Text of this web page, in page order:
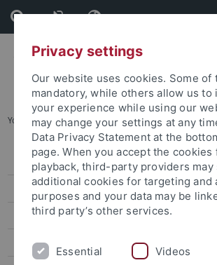
Skip
to
content
Skip
to
footer
You are here: Home ... attempto online
Press releases
attempto online
Research
Studies
Privacy settings
Our website uses cookies. Some of
mandatory, while others allow us to
your experience while using our
may change your settings at any
Data Privacy Statement at the
page. When you accept the cookies
playback, third-party providers may
additional cookies for targeting and
purposes and your data may be
third party’s other services.
Essential Videos